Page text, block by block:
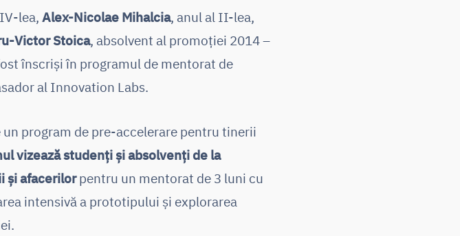
lea,Alex-Nicolae Mihalcia, anul al II-lea,
Victor Stoica, absolvent al promoției 2014 –
înscriși în programul de mentorat de
al Innovation Labs.
program de pre-accelerare pentru tinerii
vizează studenți și absolvenți de la
și afacerilorpentru un mentorat de 3 luni cu
intensivă a prototipului și explorarea